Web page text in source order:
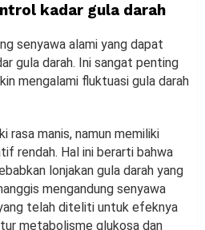
kadar gula darah
senyawa alami yang dapat
gula darah. Ini sangat penting
mengalami fluktuasi gula darah
rasa manis, namun memiliki
rendah. Hal ini berarti bahwa
lonjakan gula darah yang
mengandung senyawa
telah diteliti untuk efeknya
metabolisme glukosa dan